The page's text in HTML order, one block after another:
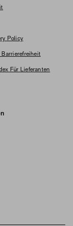
Policy
Barrierefreiheit
Für Lieferanten